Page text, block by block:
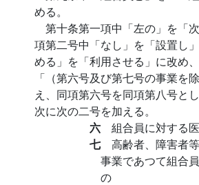
める。
第十条第一項中「左の」を「
項第二号中「なし」を「設置し
める」を「利用させる」に改め
「（第六号及び第七号の事業を
え、同項第六号を同項第八号と
次に次の二号を加える。
六 組合員に対する
七 高齢者、障害者
事業であつて組合
の